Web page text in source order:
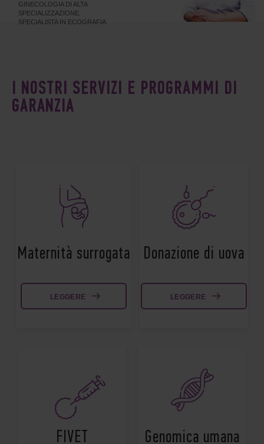
GINECOLOGIA DI ALTA
SPECIALIZZAZIONE,
SPECIALISTA IN ECOGRAFIA
I NOSTRI SERVIZI E PROGRAMMI DI
GARANZIA
Maternità surrogata
LEGGERE
Donazione di uova
LEGGERE
FIVET Genomica umana